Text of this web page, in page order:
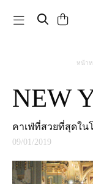
Toggle
หน้า
NEW
คาเฟ่ที่สวยที่สุดใ
09/01/2019